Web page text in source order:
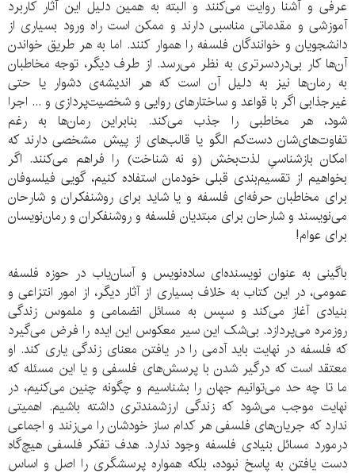
عرفی و آشنا روایت می‌کنند و البته به همین دلیل این آثار کاربرد
آموزشی و مقدماتی مناسبی دارند و ممکن است راه ورود بسیاری از
دانشجویان و خوانندگان فلسفه را هموار کنند. اما به هر طریق خواندن
آن‌ها کار بی‌دردسرتری به نظر می‌رسد. از طرف دیگر، توجه مخاطبان
به رمان‌ها نیز به دلیل آن است که هر اندیشه‌ی دشوار یا حتی
غیرجذابی اگر با قواعد و ساختارهای روایی و شخصیت‌پردازی و ... اجرا
شود، هر مخاطبی را جذب می‌کند. بنابراین رمان‌ها به رغم
تفاوت‌های‌شان دست‌کم الگو یا قالب‌های از پیش مشخصی دارند که
امکان بازشناسیِ لذت‌بخش (و نه شناخت) را فراهم می‌کنند. اگر
بخواهیم از تقسیم‌بندی قبلی خودمان استفاده کنیم، گویی فیلسوفان
برای مخاطبان حرفه‌ای فلسفه و یا شاید برای روشنفکران و شارحان
می‌نویسند و شارحان برای مبتدیان فلسفه و روشنفکران و رمان‌نویسان
برای عوام!
باگینی به عنوان نویسنده‌ای ساده‌نویس و آسان‌یاب در حوزه‌ فلسفه‌
عمومی، در این کتاب به خلاف بسیاری از آثار دیگر، از امور انتزاعی و
بنیادی آغاز می‌کند و سپس به مسائل انضمامی و ملموس زندگی
روزمره می‌پردازد. بی‌شک این سیر معکوس این ایده را فرض می‌گیرد
که فلسفه در نهایت باید آدمی را در یافتن معنای زندگی یاری کند. او
معتقد است که درگیر شدن با پرسش‌های فلسفی و یا این مسئله که
ما تا چه حد می‌توانیم جهان را بشناسیم و چگونه چنین می‌کنیم، در
نهایت موجب می‌شود که زندگی ارزشمندتری داشته باشیم. اهمیتی
ندارد که جریان‌های فلسفی هر کدام ساز خودشان را می‌زنند و اجماعی
درمورد مسائل بنیادی فلسفه وجود ندارد. هدف تفکر فلسفی هیچ‌گاه
دست یافتن به پاسخ نبوده، بلکه همواره پرسشگری را اصل و اساس